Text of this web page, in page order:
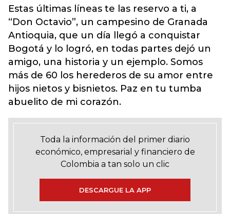
Estas últimas líneas te las reservo a ti, a
“Don Octavio”, un campesino de Granada
Antioquia, que un día llegó a conquistar
Bogotá y lo logró, en todas partes dejó un
amigo, una historia y un ejemplo. Somos
más de 60 los herederos de su amor entre
hijos nietos y bisnietos. Paz en tu tumba
abuelito de mi corazón.
Toda la información del primer diario
económico, empresarial y financiero de
Colombia a tan solo un clic
DESCARGUE LA APP